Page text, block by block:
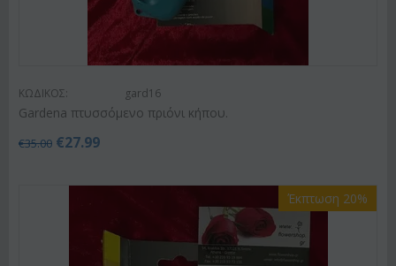
ΚΩΔΙΚΟΣ: gard16
Gardena πτυσσόμενο πριόνι κήπου.
€35.00 €27.99
Έκπτωση 20%